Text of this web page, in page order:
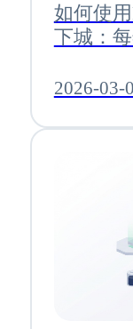
如何使
下城：
2026-03-